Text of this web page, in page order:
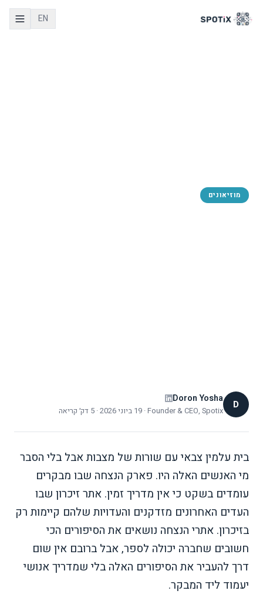
EN
מוזיאונים
D
Doron Yosha
Founder & CEO, Spotix
· 19 ביוני 2026 · 5 דק׳ קריאה
בית עלמין צבאי עם שורות של מצבות אבל בלי הסבר
מי האנשים האלה היו. פארק הנצחה שבו מבקרים
עומדים בשקט כי אין מדריך זמין. אתר זיכרון שבו
העדים האחרונים מזדקנים והעדויות שלהם קיימות רק
בזיכרון. אתרי הנצחה נושאים את הסיפורים הכי
חשובים שחברה יכולה לספר, אבל ברובם אין שום
דרך להעביר את הסיפורים האלה בלי שמדריך אנושי
יעמוד ליד המבקר.